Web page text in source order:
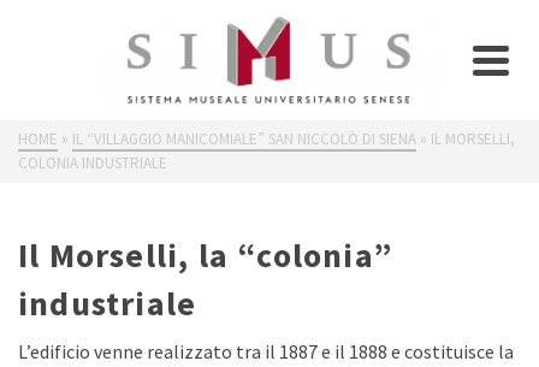
HOME » IL “VILLAGGIO MANICOMIALE” SAN NICCOLÒ DI SIENA » IL MORSELLI,
COLONIA INDUSTRIALE
Il Morselli, la “colonia”
industriale
L’edificio venne realizzato tra il 1887 e il 1888 e costituisce la